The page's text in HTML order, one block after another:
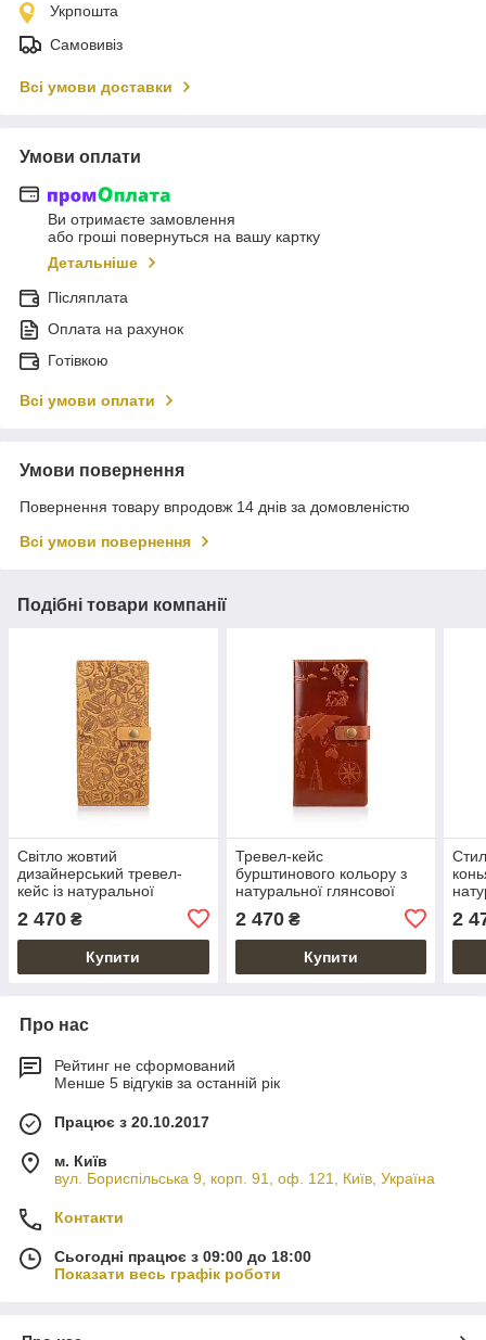
Укрпошта
Самовивіз
Всі умови доставки
Умови оплати
Ви отримаєте замовлення
або гроші повернуться на вашу картку
Детальніше
Післяплата
Оплата на рахунок
Готівкою
Всі умови оплати
Умови повернення
Повернення товару впродовж 14 днів за домовленістю
Всі умови повернення
Подібні товари компанії
Світло жовтий
дизайнерський тревел-
кейс із натуральної
"Let's Go Travel"
2 470 ₴
Купити
Тревел-кейс
бурштинового кольору з
натуральної глянсової
художнім тисненням "7
wonders of the world"
2 470₴
Купити
2
Про нас
Рейтинг не сформований
Менше 5 відгуків за останній рік
Працює з 20.10.2017
м. Київ
вул. Бориспільська 9, корп. 91, оф. 121, Київ, Україна
Контакти
Сьогодні працює з 09:00 до 18:00
Показати весь графік роботи